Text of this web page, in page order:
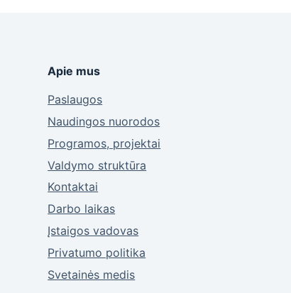
Apie mus
Paslaugos
Naudingos nuorodos
Programos, projektai
Valdymo struktūra
Kontaktai
Darbo laikas
Įstaigos vadovas
Privatumo politika
Svetainės medis